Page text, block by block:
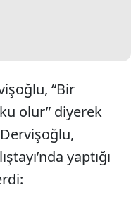
“Bir
olur” diyerek
yaptığı